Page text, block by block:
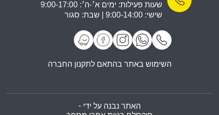
שעות פעילות: ימים א׳-ה׳: 9:00-17:00
שישי: 9:00-14:00 | שבת: סגור
השימוש באתר בהתאם לתקנון החברה
האתר נבנה על ידי -